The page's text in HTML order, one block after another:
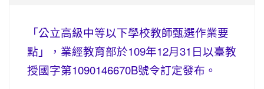
「公立高級中等以下學校教師甄選作業要
點」，業經教育部於109年12月31日以臺教
授國字第1090146670B號令訂定發布。